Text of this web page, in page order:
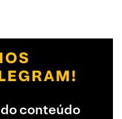
conteúdo